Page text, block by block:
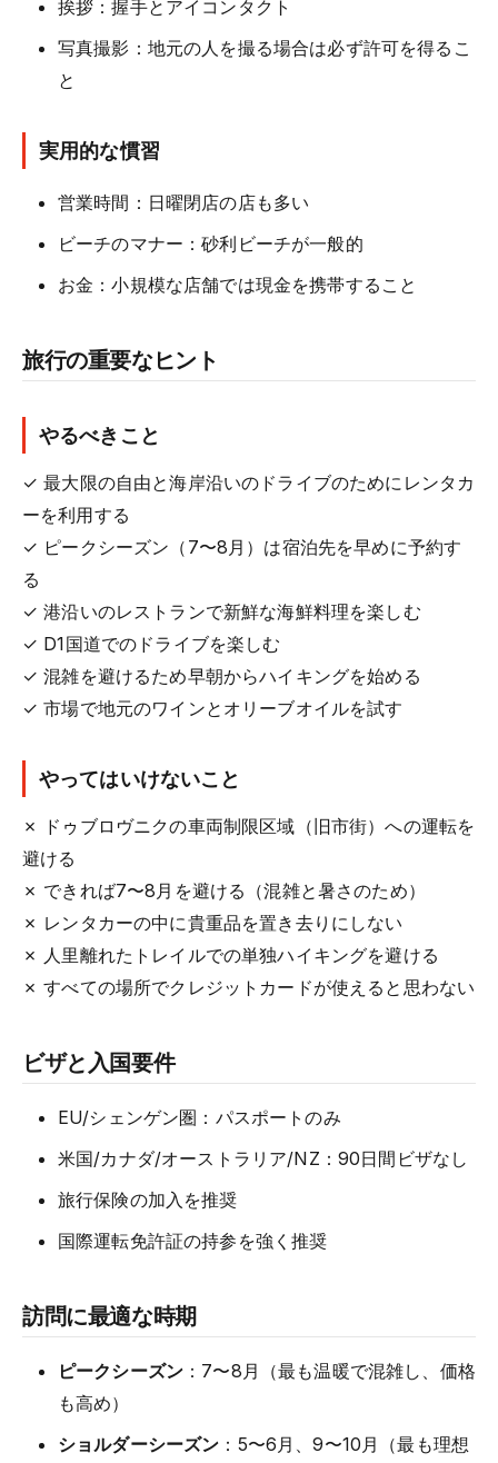
挨拶：握手とアイコンタクト
写真撮影：地元の人を撮る場合は必ず許可を得るこ
と
実用的な慣習
営業時間：日曜閉店の店も多い
ビーチのマナー：砂利ビーチが一般的
お金：小規模な店舗では現金を携帯すること
旅行の重要なヒント
やるべきこと
✓ 最大限の自由と海岸沿いのドライブのためにレンタカ
ーを利用する
✓ ピークシーズン（7〜8月）は宿泊先を早めに予約す
る
✓ 港沿いのレストランで新鮮な海鮮料理を楽しむ
✓ D1国道でのドライブを楽しむ
✓ 混雑を避けるため早朝からハイキングを始める
✓ 市場で地元のワインとオリーブオイルを試す
やってはいけないこと
✗ ドゥブロヴニクの車両制限区域（旧市街）への運転を
避ける
✗ できれば7〜8月を避ける（混雑と暑さのため）
✗ レンタカーの中に貴重品を置き去りにしない
✗ 人里離れたトレイルでの単独ハイキングを避ける
✗ すべての場所でクレジットカードが使えると思わない
ビザと入国要件
EU/シェンゲン圏：パスポートのみ
米国/カナダ/オーストラリア/NZ：90日間ビザなし
旅行保険の加入を推奨
国際運転免許証の持参を強く推奨
訪問に最適な時期
ピークシーズン ：7〜8月（最も温暖で混雑し、価格
も高め）
ショルダーシーズン ：5〜6月、9〜10月（最も理想